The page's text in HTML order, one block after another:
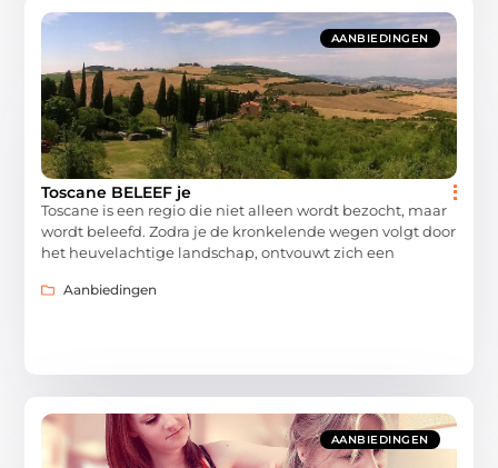
AANBIEDINGEN
Toscane BELEEF je
Toscane is een regio die niet alleen wordt bezocht, maar
wordt beleefd. Zodra je de kronkelende wegen volgt door
het heuvelachtige landschap, ontvouwt zich een
Aanbiedingen
AANBIEDINGEN